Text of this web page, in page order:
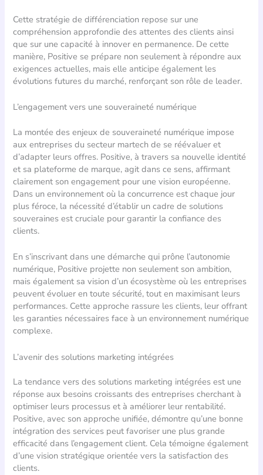
Cette stratégie de différenciation repose sur une
compréhension approfondie des attentes des clients ainsi
que sur une capacité à innover en permanence. De cette
manière, Positive se prépare non seulement à répondre aux
exigences actuelles, mais elle anticipe également les
évolutions futures du marché, renforçant son rôle de leader.
L’engagement vers une souveraineté numérique
La montée des enjeux de souveraineté numérique impose
aux entreprises du secteur martech de se réévaluer et
d’adapter leurs offres. Positive, à travers sa nouvelle identité
et sa plateforme de marque, agit dans ce sens, affirmant
clairement son engagement pour une vision européenne.
Dans un environnement où la concurrence est chaque jour
plus féroce, la nécessité d’établir un cadre de solutions
souveraines est cruciale pour garantir la confiance des
clients.
En s’inscrivant dans une démarche qui prône l’autonomie
numérique, Positive projette non seulement son ambition,
mais également sa vision d’un écosystème où les entreprises
peuvent évoluer en toute sécurité, tout en maximisant leurs
performances. Cette approche rassure les clients, leur offrant
les garanties nécessaires face à un environnement numérique
complexe.
L’avenir des solutions marketing intégrées
La tendance vers des solutions marketing intégrées est une
réponse aux besoins croissants des entreprises cherchant à
optimiser leurs processus et à améliorer leur rentabilité.
Positive, avec son approche unifiée, démontre qu’une bonne
intégration des services peut favoriser une plus grande
efficacité dans l’engagement client. Cela témoigne également
d’une vision stratégique orientée vers la satisfaction des
clients.